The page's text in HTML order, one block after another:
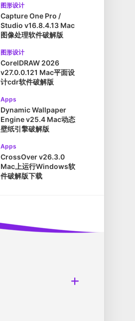
图形设计
Capture One Pro /
Studio v16.8.4.13 Mac
图像处理软件破解版
图形设计
CorelDRAW 2026
v27.0.0.121 Mac平面设
计cdr软件破解版
Apps
Dynamic Wallpaper
Engine v25.4 Mac动态
壁纸引擎破解版
Apps
CrossOver v26.3.0
Mac上运行Windows软
件破解版下载